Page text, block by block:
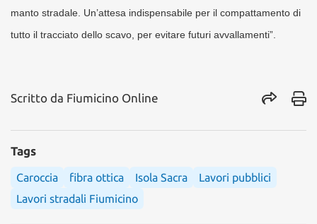
manto stradale. Un’attesa indispensabile per il compattamento di
tutto il tracciato dello scavo, per evitare futuri avvallamenti”.
Scritto da Fiumicino Online
Tags
Caroccia fibra ottica Isola Sacra
Lavori pubblici
Lavori stradali Fiumicino